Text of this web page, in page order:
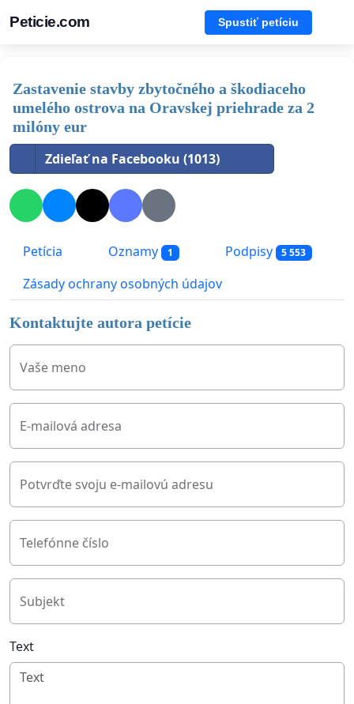
Peticie.com Spustiť petíciu
Zastavenie stavby zbytočného a škodiaceho
umelého ostrova na Oravskej priehrade za 2
milóny eur
Zdieľať na Facebooku (1013)
Petícia Oznamy 1 Podpisy 5 553
Zásady ochrany osobných údajov
Kontaktujte autora petície
Vaše meno
E-mailová adresa
Potvrďte svoju e-mailovú adresu
Telefónne číslo
Subjekt
Text